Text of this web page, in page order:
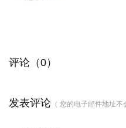
评论（0）
发表评论 （ 您的电子邮件地址